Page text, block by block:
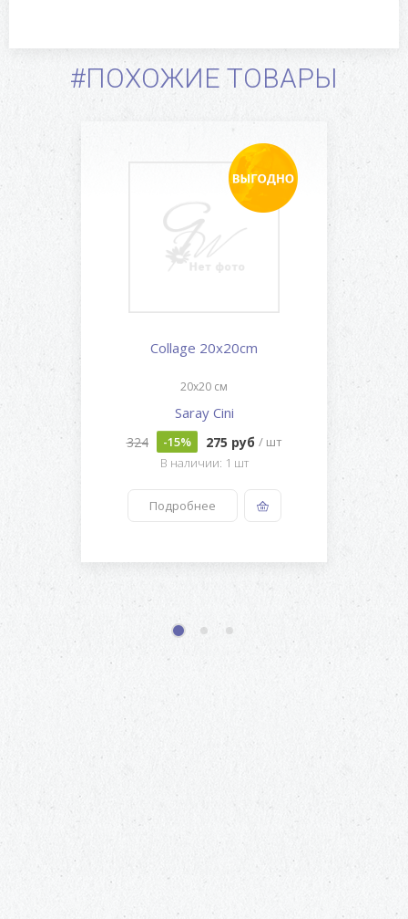
#ПОХОЖИЕ ТОВАРЫ
Collage 20x20cm
20x20 см
Saray Cini
324 -15% 275 руб / шт
В наличии: 1 шт
Подробнее
1 2 3